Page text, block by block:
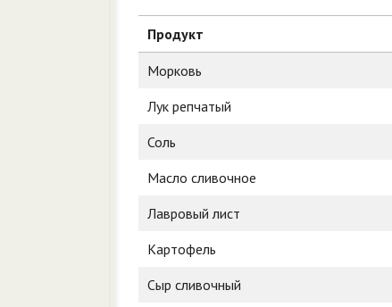
Продукт
Морковь
Лук репчатый
Соль
Масло сливочное
Лавровый лист
Картофель
Сыр сливочный